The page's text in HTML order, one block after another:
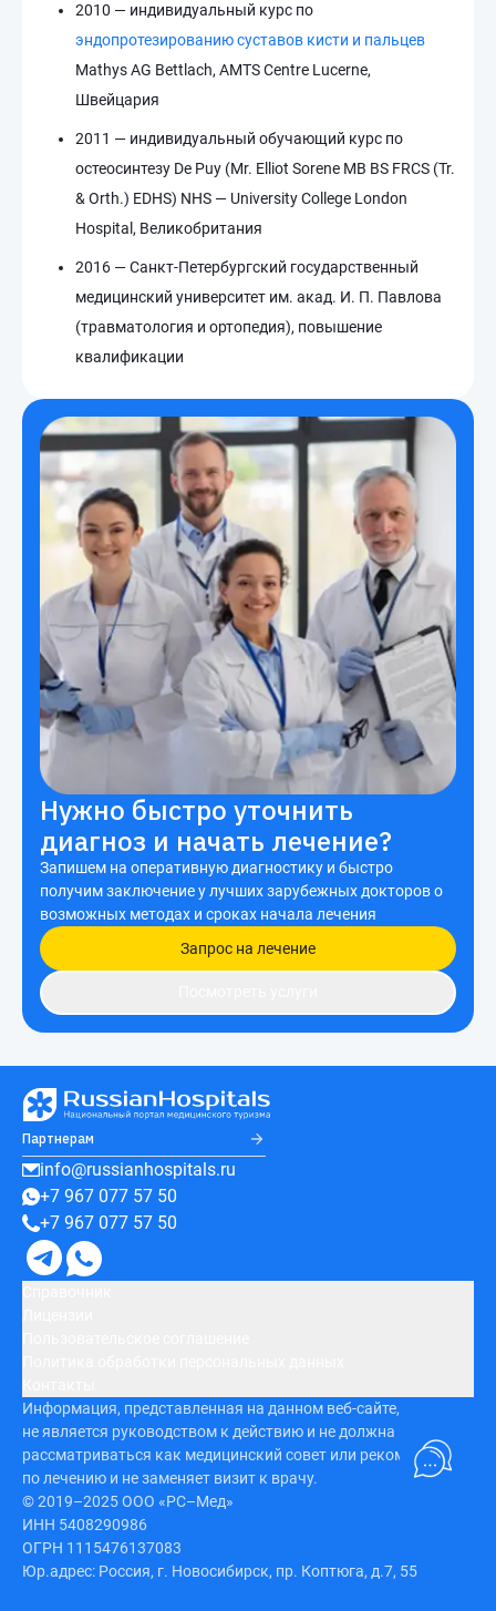
2010 — индивидуальный курс по
эндопротезированию суставов кисти и пальцев
Mathys AG Bettlach, AMTS Centre Lucerne,
Швейцария
2011 — индивидуальный обучающий курс по
остеосинтезу De Puy (Mr. Elliot Sorene MB BS FRCS (Tr.
& Orth.) EDHS) NHS — University College London
Hospital, Великобритания
2016 — Санкт-Петербургский государственный
медицинский университет им. акад. И. П. Павлова
(травматология и ортопедия), повышение
квалификации
Нужно быстро уточнить
диагноз и начать лечение?
Запишем на оперативную диагностику и быстро
получим заключение у лучших зарубежных докторов о
возможных методах и сроках начала лечения
Запрос на лечение
Партнерам
info@russianhospitals.ru
+7 967 077 57 50
+7 967 077 57 50
Информация, представленная на данном веб-сайте,
не является руководством к действию и не должна
рассматриваться как медицинский совет или рекомендация
по лечению и не заменяет визит к врачу.
© 2019–2025 ООО «РС–Мед»
ИНН 5408290986
ОГРН 1115476137083
Юр.адрес: Россия, г. Новосибирск, пр. Коптюга, д.7, 55